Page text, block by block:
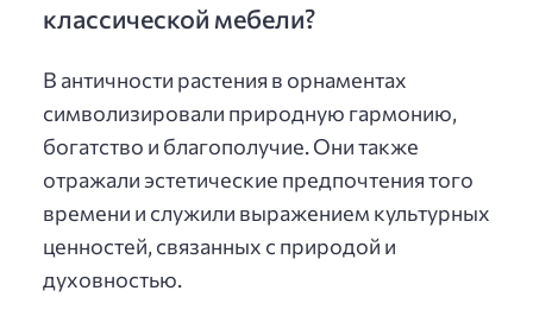
классической мебели?
В античности растения в орнаментах
символизировали природную гармонию,
богатство и благополучие. Они также
отражали эстетические предпочтения того
времени и служили выражением культурных
ценностей, связанных с природой и
духовностью.